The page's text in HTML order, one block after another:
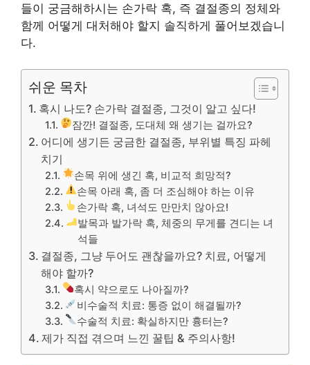
들이 궁금해하시는 손가락 혹, 즉 결절종의 정체와
함께 어떻게 대처해야 할지 솔직하게 풀어보겠습니
다.
쉬운 목차
혹시 나도? 손가락 결절종, 그것이 알고 싶다!
잠깐! 결절종, 도대체 왜 생기는 걸까요?
어디에 생기든 궁금한 결절종, 부위별 특징 파헤
치기
손목 위에 생긴 혹, 비교적 희망적?
손목 아래 혹, 좀 더 조심해야 하는 이유
손가락 혹, 녀석도 만만치 않아요!
발목과 발가락 혹, 체중의 무게를 견디는 녀
석들
결절종, 그냥 두어도 괜찮을까요? 치료, 어떻게
해야 할까?
혹시 약으로도 나아질까?
비수술적 치료: 통증 없이 해결될까?
수술적 치료: 확실하지만 흉터는?
제가 직접 겪으며 느낀 꿀팁 & 주의사항!